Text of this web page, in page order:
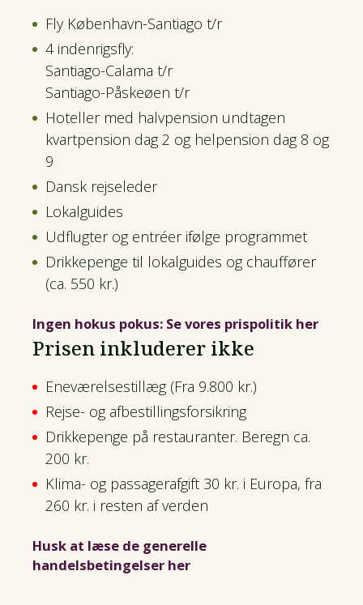
Fly København-Santiago t/r
4 indenrigsfly:
Santiago-Calama t/r
Santiago-Påskeøen t/r
Hoteller med halvpension undtagen
kvartpension dag 2 og helpension dag 8 og
9
Dansk rejseleder
Lokalguides
Udflugter og entréer ifølge programmet
Drikkepenge til lokalguides og chauffører
(ca. 550 kr.)
Ingen hokus pokus: Se vores prispolitik her
Prisen inkluderer ikke
Eneværelsestillæg (Fra 9.800 kr.)
Rejse- og afbestillingsforsikring
Drikkepenge på restauranter. Beregn ca.
200 kr.
Klima- og passagerafgift 30 kr. i Europa, fra
260 kr. i resten af verden
Husk at læse de generelle
handelsbetingelser her